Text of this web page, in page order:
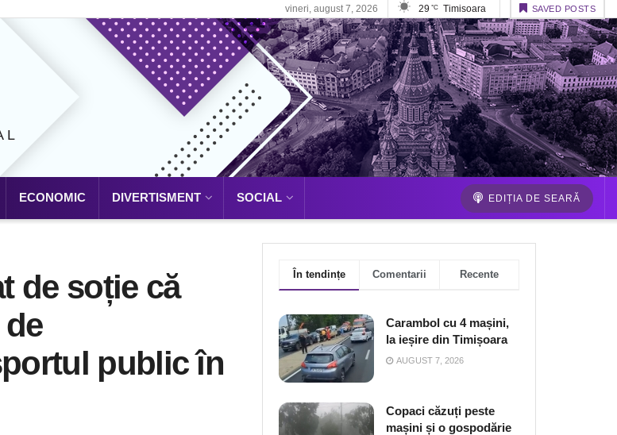
vineri, august 7, 2026 29 °C Timisoara SAVED POSTS
ECONOMIC DIVERTISMENT SOCIAL EDIȚIA DE SEARĂ
de soție că
public în
În tendințe Comentarii Recente
Carambol cu 4 mașini,
la ieșire din Timișoara
AUGUST 7, 2026
Copaci căzuți peste
mașini și o gospodărie